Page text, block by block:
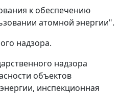
к обеспечению
атомной энергии".
надзора.
надзора
объектов
инспекционная